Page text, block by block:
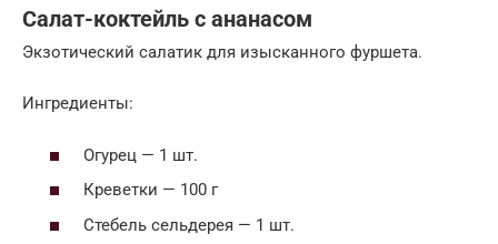
Салат-коктейль с ананасом
Экзотический салатик для изысканного фуршета.
Ингредиенты:
Огурец — 1 шт.
Креветки — 100 г
Стебель сельдерея — 1 шт.